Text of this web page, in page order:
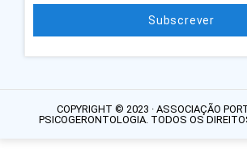
Subscrever
COPYRIGHT © 2023 · ASSOCIAÇÃO
PSICOGERONTOLOGIA. TODOS OS